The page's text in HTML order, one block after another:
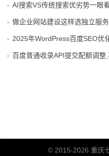
AI搜索VS传统搜索优劣势一眼
做企业网站建设这样选独立服
2025年WordPress百度SEO优
百度普通收录API提交配额调
© 2015-2026 重庆